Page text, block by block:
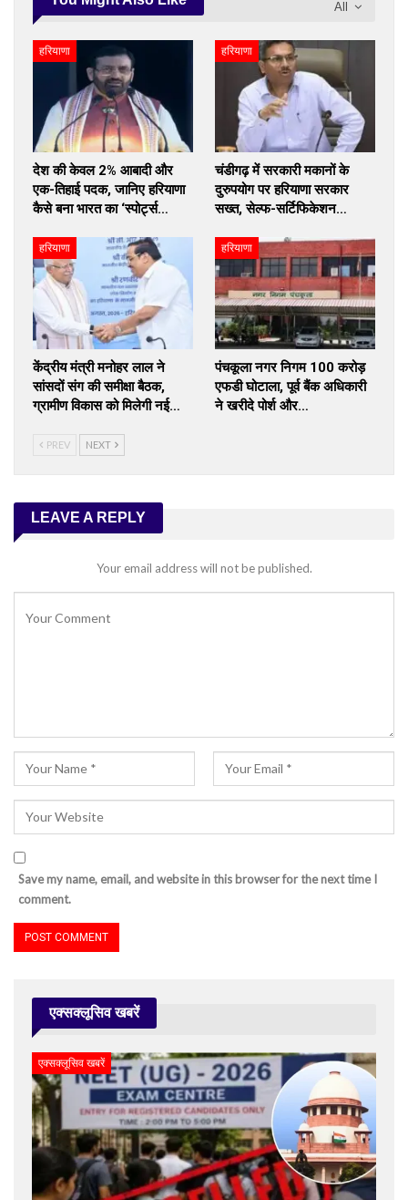
All
हरियाणा
देश की केवल 2% आबादी और
एक-तिहाई पदक, जानिए हरियाणा
कैसे बना भारत का ‘स्पोर्ट्स…
हरियाणा
चंडीगढ़ में सरकारी मकानों के
दुरुपयोग पर हरियाणा सरकार
सख्त, सेल्फ-सर्टिफिकेशन…
हरियाणा
केंद्रीय मंत्री मनोहर लाल ने
सांसदों संग की समीक्षा बैठक,
ग्रामीण विकास को मिलेगी नई…
हरियाणा
पंचकूला नगर निगम 100 करोड़
एफडी घोटाला, पूर्व बैंक अधिकारी
ने खरीदे पोर्श और…
PREV NEXT
LEAVE A REPLY
Your email address will not be published.
Save my name, email, and website in this browser for the next time I
comment.
एक्सक्लूसिव खबरें
एक्सक्लूसिव खबरें